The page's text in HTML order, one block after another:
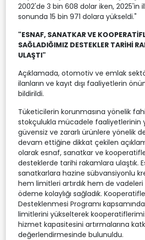
2002'de 3 bin 608 dolar iken, 2025'in
sonunda 15 bin 971 dolara yükseldi."
"ESNAF, SANATKAR VE
SAĞLADIĞIMIZ DESTEKLER TARİHİ
ULAŞTI"
Açıklamada, otomotiv ve emlak
ilanların ve kayıt dışı faaliyetlerin
bildirildi.
Tüketicilerin korunmasına yönelik
stokçulukla mücadele faaliyetlerinin
güvensiz ve zararlı ürünlere yönelik
devam ettiğine dikkat çekilen
olarak esnaf, sanatkar ve
desteklerde tarihi rakamlara ulaştık.
sanatkarlara hazine sübvansiyonlu
hem limitleri artırdık hem de
ödeme kolaylığı sağladık.
Desteklenmesi Programı
limitlerini yükselterek
hizmet kapasitesini artırmalarına
değerlendirmesinde bulunuldu.